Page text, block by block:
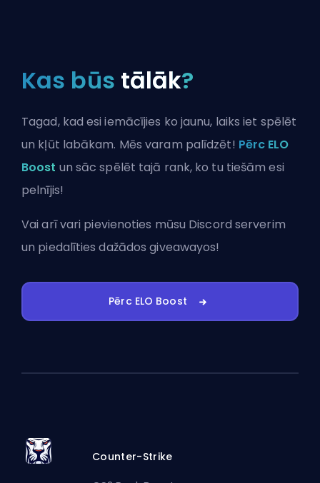
Kas būs tālāk?
Tagad, kad esi iemācījies ko jaunu, laiks iet spēlēt
un kļūt labākam. Mēs varam palīdzēt! Pērc ELO
Boost un sāc spēlēt tajā rank, ko tu tiešām esi
pelnījis!
Vai arī vari pievienoties mūsu Discord serverim
un piedalīties dažādos giveawayos!
Pērc ELO Boost
Counter-Strike